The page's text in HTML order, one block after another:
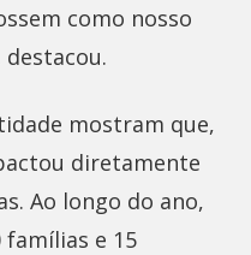
como nosso
mostram que,
diretamente
Ao longo do ano,
e 15